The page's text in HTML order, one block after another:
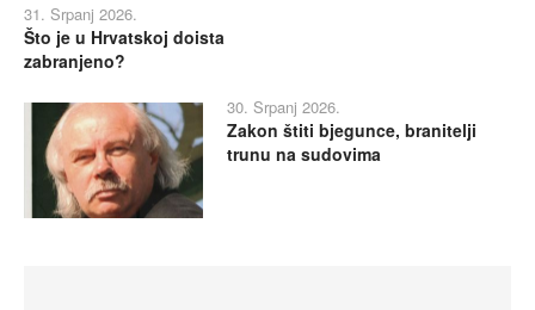
31. Srpanj 2026.
Što je u Hrvatskoj doista
zabranjeno?
30. Srpanj 2026.
Zakon štiti bjegunce, branitelji
trunu na sudovima